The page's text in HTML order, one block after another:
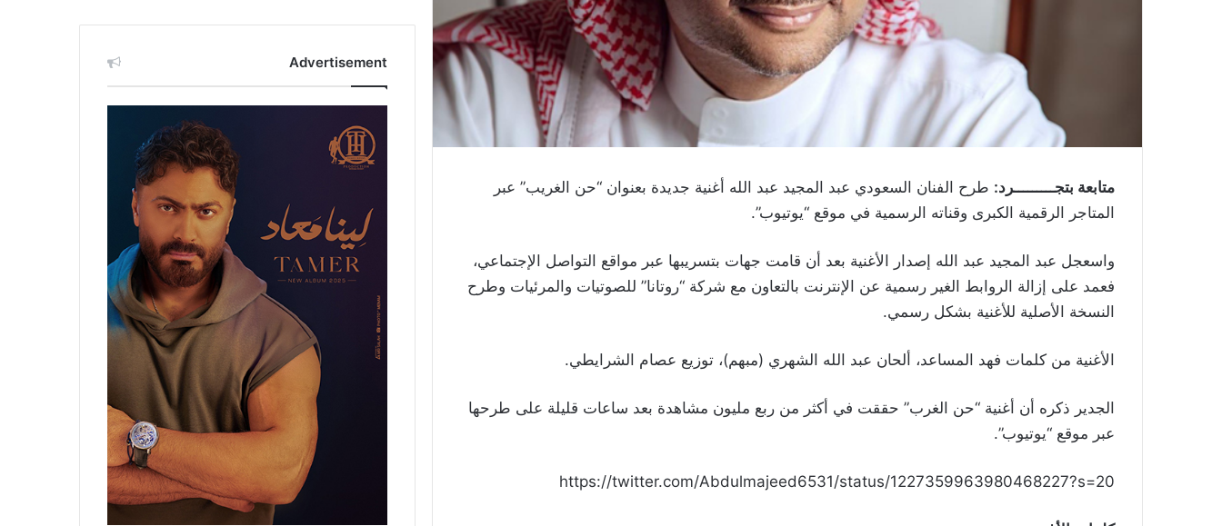
متابعة بتجـــــــــرد: طرح الفنان السعودي عبد المجيد عبد الله أغنية جديدة بعنوان “حن الغريب” عبر
المتاجر الرقمية الكبرى وقناته الرسمية في موقع “يوتيوب”.
واسعجل عبد المجيد عبد الله إصدار الأغنية بعد أن قامت جهات بتسريبها عبر مواقع التواصل الإجتماعي،
فعمد على إزالة الروابط الغير رسمية عن الإنترنت بالتعاون مع شركة “روتانا” للصوتيات والمرئيات وطرح
النسخة الأصلية للأغنية بشكل رسمي.
الأغنية من كلمات فهد المساعد، ألحان عبد الله الشهري (مبهم)، توزيع عصام الشرايطي.
لجدير ذكره أن أغنية “حن الغرب” حققت في أكثر من ربع مليون مشاهدة بعد ساعات قليلة على طرحها
عبر موقع “يوتيوب”.
https://twitter.com/Abdulmajeed6531/status/1227359963980468227?s=20
Advertisement